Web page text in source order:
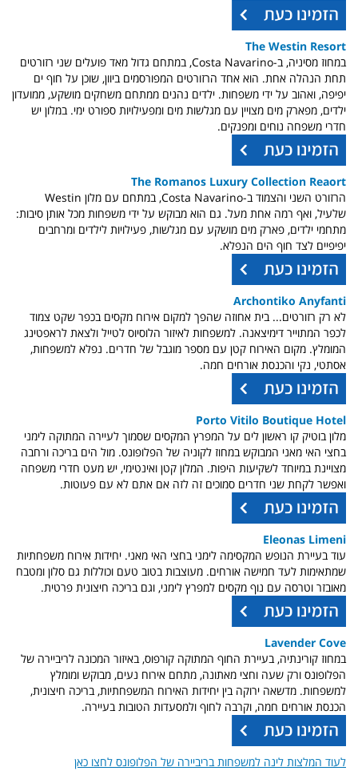
The Westin Resort
במחוז מסיניה, ב-Costa Navarino, במתחם גדול מאד פועלים שני רזורטים
תחת הנהלה אחת. הוא אחד הרזורטים המפורסמים ביוון, שוכן על חוף ים
יפיפה, ואהוב על ידי משפחות. ילדים נהנים ממתחם משחקים מושקע, ממועדון
ילדים, מפארק מים מצויין עם מגלשות מים ומפעילויות ספורט ימי. במלון יש
חדרי משפחה נוחים ומפנקים.
The Romanos Luxury Collection Reaort
הרזורט השני והצמוד ב-Costa Navarino, במתחם עם מלון Westin
שלעיל, ואף רמה אחת מעל. גם הוא מבוקש על ידי משפחות מכל אותן סיבות:
מתחמי ילדים, פארק מים מושקע עם מגלשות, פעילויות לילדים ומרחבים
יפיפיים לצד חוף הים הנפלא.
Archontiko Anyfanti
לא רק רזורטים... בית אחוזה שהפך למקום אירוח מקסים בכפר שקט צמוד
לכפר המתוייר דימיצאנה. למשפחות לאיזור הלוסיוס לטייל ולצאת לראפטינג
המומלץ. מקום האירוח קטן עם מספר מוגבל של חדרים. נפלא למשפחות,
אסתטי, נקי והכנסת אורחים חמה.
Porto Vitilo Boutique Hotel
מלון בוטיק קו ראשון לים על המפרץ המקסים שסמוך לעיירה המתוקה לימני
בחצי האי מאני המבוקש במחוז לקוניה של הפלופונס. מול הים בריכה ורחבה
מצויינת במיוחד לשקיעות היפות. המלון קטן ואינטימי, יש מעט חדרי משפחה
ואפשר לקחת שני חדרים סמוכים זה לזה אם אתם לא עם פעוטות.
Eleonas Limeni
עוד בעיירת הנופש המקסימה לימני בחצי האי מאני. יחידות אירוח משפחתיות
שמתאימות לעד חמישה אורחים. מעוצבות בטוב טעם וכוללות גם סלון ומטבח
מאובזר וטרסה עם נוף מקסים למפרץ לימני, וגם בריכה חיצונית פרטית.
Lavender Cove
במחוז קורינתיה, בעיירת החוף המתוקה קורפוס, באיזור המכונה לריביירה של
הפלופונס ורק שעה וחצי מאתונה, מתחם אירוח נעים, מבוקש ומומלץ
למשפחות. מדשאה ירוקה בין יחידות האירוח המשפחתיות, בריכה חיצונית,
הכנסת אורחים חמה, וקרבה לחוף ולמסעדות הטובות בעיירה.
לעוד המלצות לינה למשפחות בריביירה של הפלופונס לחצו כאן